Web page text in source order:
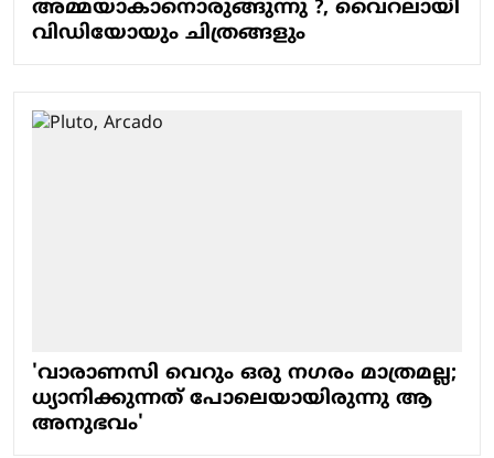
അമ്മയാകാനൊരുങ്ങുന്നു ?, വൈറലായി
വിഡിയോയും ചിത്രങ്ങളും
'വാരാണസി വെറും ഒരു ന​ഗരം മാത്രമല്ല;
ധ്യാനിക്കുന്നത് പോലെയായിരുന്നു ആ
അനുഭവം'